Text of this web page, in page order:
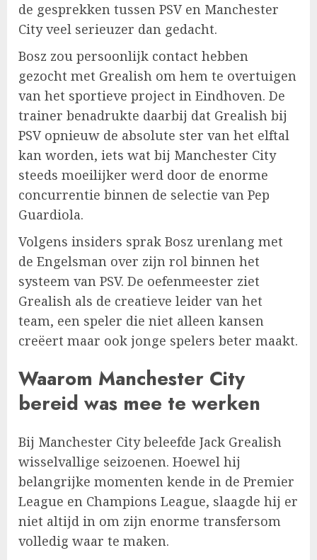
de gesprekken tussen PSV en Manchester
City veel serieuzer dan gedacht.
Bosz zou persoonlijk contact hebben
gezocht met Grealish om hem te overtuigen
van het sportieve project in Eindhoven. De
trainer benadrukte daarbij dat Grealish bij
PSV opnieuw de absolute ster van het elftal
kan worden, iets wat bij Manchester City
steeds moeilijker werd door de enorme
concurrentie binnen de selectie van Pep
Guardiola.
Volgens insiders sprak Bosz urenlang met
de Engelsman over zijn rol binnen het
systeem van PSV. De oefenmeester ziet
Grealish als de creatieve leider van het
team, een speler die niet alleen kansen
creëert maar ook jonge spelers beter maakt.
Waarom Manchester City
bereid was mee te werken
Bij Manchester City beleefde Jack Grealish
wisselvallige seizoenen. Hoewel hij
belangrijke momenten kende in de Premier
League en Champions League, slaagde hij er
niet altijd in om zijn enorme transfersom
volledig waar te maken.